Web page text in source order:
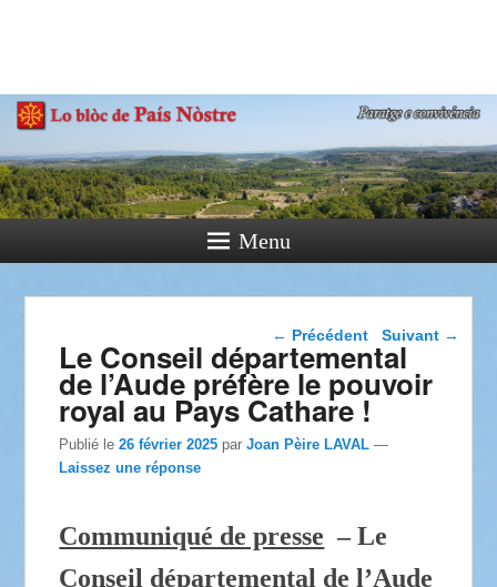
Paratge e Convivència
Menu
Navigation dans les
articles
← Précédent Suivant →
Le Conseil départemental
de l’Aude préfère le pouvoir
royal au Pays Cathare !
Publié le26 février 2025 parJoan Pèire LAVAL —
Laissez une réponse
Communiqué de presse – Le
Conseil départemental de l’Aude